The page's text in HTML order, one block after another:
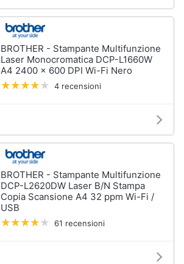
BROTHER - Stampante Multifunzione
Laser Monocromatica DCP-L1660W
A4 2400 x 600 DPI Wi-Fi Nero
4 recensioni
BROTHER - Stampante Multifunzione
DCP-L2620DW Laser B/N Stampa
Copia Scansione A4 32 ppm Wi-Fi /
USB
61 recensioni